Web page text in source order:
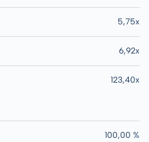
5,75x
6,92x
123,40x
100,00 %